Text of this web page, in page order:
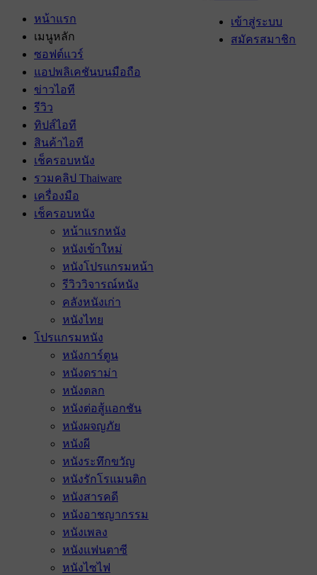
เข้าสู่ระบบ
สมัครสมาชิก
หน้าแรก
เมนูหลัก
ซอฟต์แวร์
แอปพลิเคชันบนมือถือ
ข่าวไอที
รีวิว
ทิปส์ไอที
สินค้าไอที
เช็ครอบหนัง
รวมคลิป Thaiware
เครื่องมือ
เช็ครอบหนัง
หน้าแรกหนัง
หนังเข้าใหม่
หนังโปรแกรมหน้า
รีวิววิจารณ์หนัง
คลังหนังเก่า
หนังไทย
โปรแกรมหนัง
หนังการ์ตูน
หนังดราม่า
หนังตลก
หนังต่อสู้แอกชัน
หนังผจญภัย
หนังผี
หนังระทึกขวัญ
หนังรักโรแมนติก
หนังสารคดี
หนังอาชญากรรม
หนังเพลง
หนังแฟนตาซี
หนังไซไฟ